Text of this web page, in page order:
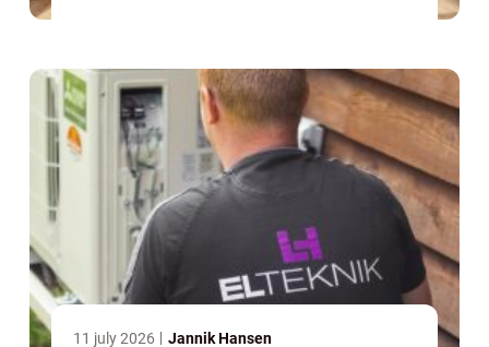
11 july 2026 Jannik Hansen